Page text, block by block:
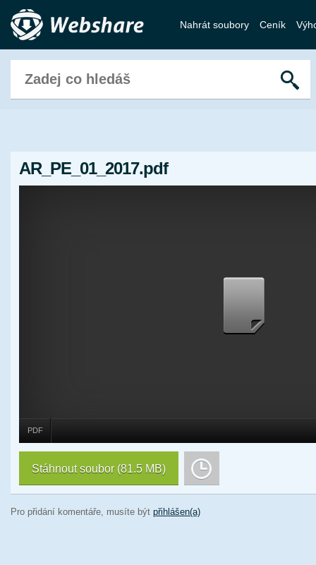
Nahrát soubory Ceník
AR_PE_01_2017.pdf
PDF
Stáhnout soubor (81.5 MB)
Pro přidání komentáře, musíte být přihlášen(a)